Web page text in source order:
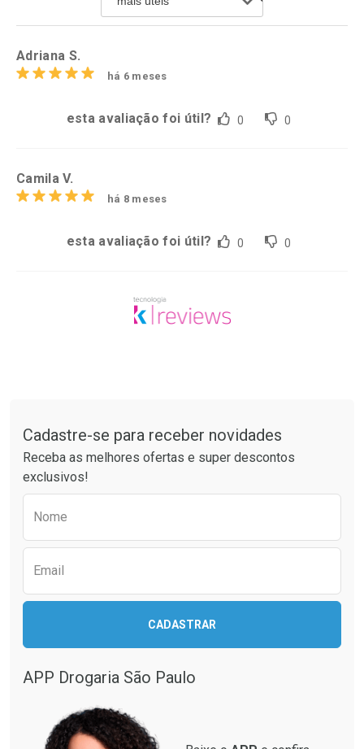
Comprar sem Desconto
Por R$ 36,72/cada
Comprar sem Desconto
Por R$ 26,59/cada
Adriana S.
há 6 meses
esta avaliação foi útil? 0 0
Camila V.
há 8 meses
esta avaliação foi útil? 0 0
Cadastre-se para receber novidades
Receba as melhores ofertas e super descontos
exclusivos!
Nome
Email
CADASTRAR
APP Drogaria São Paulo